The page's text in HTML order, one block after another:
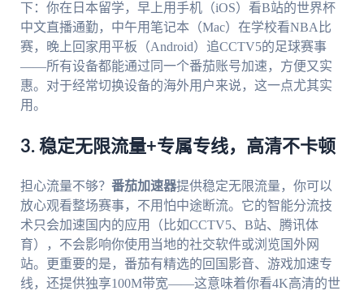
下：你在日本留学，早上用手机（iOS）看B站的世界杯
中文直播通勤，中午用笔记本（Mac）在学校看NBA比
赛，晚上回家用平板（Android）追CCTV5的足球赛事
——所有设备都能通过同一个番茄账号加速，方便又实
惠。对于经常切换设备的海外用户来说，这一点尤其实
用。
3. 稳定无限流量+专属专线，高清不卡顿
担心流量不够？ 番茄加速器提供稳定无限流量，你可以
放心观看整场赛事，不用怕中途断流。它的智能分流技
术只会加速国内的应用（比如CCTV5、B站、腾讯体
育），不会影响你使用当地的社交软件或浏览国外网
站。更重要的是，番茄有精选的回国影音、游戏加速专
线，还提供独享100M带宽——这意味着你看4K高清的世